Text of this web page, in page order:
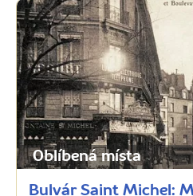
Oblíbená místa
Bulvár Saint Michel: